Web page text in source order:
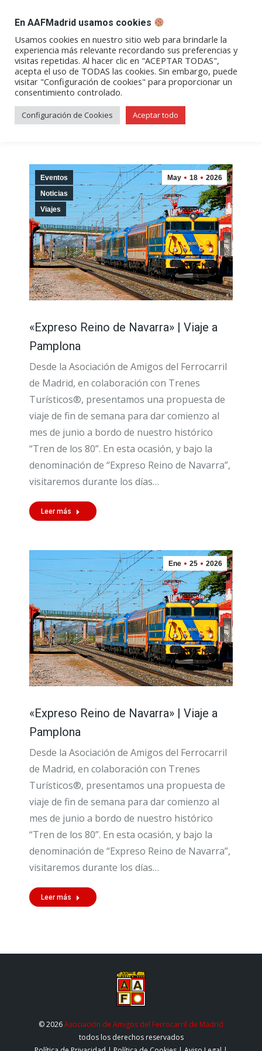
Abrir
enlace
en
una
ventana/pestaña
Abrir
enlace
en
una
ventana/pestaña
Abrir
enlace
en
una
ventana/pestaña
Abrir
enlace
en
una
Abrir
enlace
en
una
Archivos de etiqueta:
pamplona
May 18 2026
Eventos
Noticias
Viajes
«Expreso Reino de Navarra» | Viaje a
Pamplona
Desde la Asociación de Amigos del Ferrocarril
de Madrid, en colaboración con Trenes
Turísticos®, presentamos una propuesta de
viaje de fin de semana para dar comienzo al
mes de junio a bordo de nuestro histórico
“Tren de los 80”. En esta ocasión, y bajo la
denominación de “Expreso Reino de Navarra”,
visitaremos durante los días…
Leer más
Ene 25 2026
«Expreso Reino de Navarra» | Viaje a
Pamplona
Desde la Asociación de Amigos del Ferrocarril
de Madrid, en colaboración con Trenes
Turísticos®, presentamos una propuesta de
viaje de fin de semana para dar comienzo al
mes de junio a bordo de nuestro histórico
“Tren de los 80”. En esta ocasión, y bajo la
denominación de “Expreso Reino de Navarra”,
visitaremos durante los días…
Leer más
© 2026Asociación de Amigos del Ferrocarril de Madrid
todos los derechos reservados
En AAFMadrid usamos cookies
Usamos cookies en nuestro sitio web para brindarle la
experiencia más relevante recordando sus preferencias y
visitas repetidas. Al hacer clic en "ACEPTAR TODAS",
acepta el uso de TODAS las cookies. Sin embargo, puede
visitar "Configuración de cookies" para proporcionar un
consentimiento controlado.
Configuración de Cookies Aceptar todo